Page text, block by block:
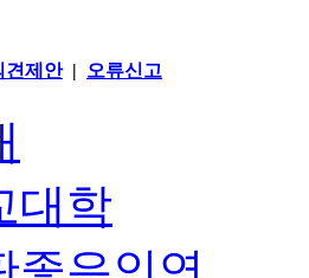
견제안| 오류신고
대학